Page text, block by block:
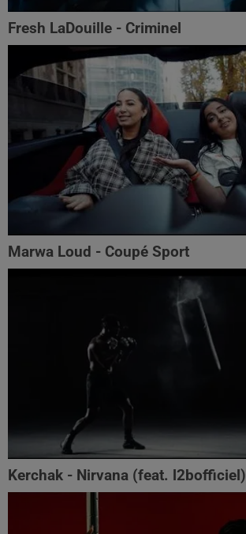
Fresh LaDouille - Criminel
Marwa Loud - Coupé Sport
Kerchak - Nirvana (feat. ‪l2bofficiel‬)